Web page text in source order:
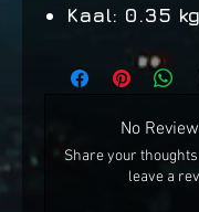
Kaal: 0.35 kg
No
Share your
leave a